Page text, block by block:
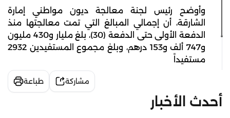
وأوضح رئيس لجنة معالجة ديون مواطني إمارة
الشارقة، أن إجمالي المبالغ التي تمت معالجتها منذ
الدفعة الأولى حتى الدفعة (30)، بلغ مليار و430 مليون
و747 ألف و153 درهم، وبلغ مجموع المستفيدين 2932
مستفيداً
مشاركة طباعة
أحدث الأخبار